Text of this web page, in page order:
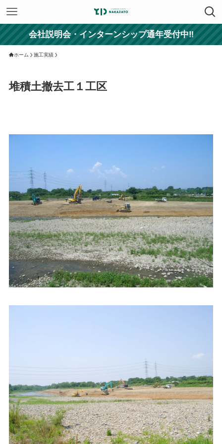
会社説明会・インターンシップ通年受付中‼
ホーム 施工実績
堆積土撤去工１工区